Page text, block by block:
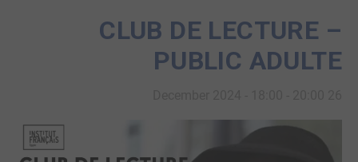
CLUB DE LECTURE –
PUBLIC ADULTE